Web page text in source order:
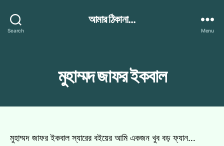
Search
আমার ঠিকানা...
Menu
মুহাম্মদ জাফর ইকবাল
মুহাম্মদ জাফর ইকবাল স্যারের বইয়ের আমি একজন খুব বড় ফ্যান…